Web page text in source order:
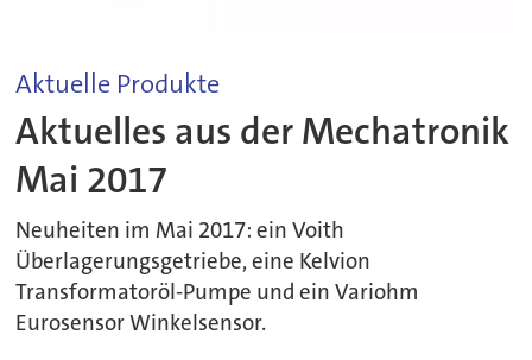
Aktuelle Produkte
Aktuelles aus der Mechatronik
Mai 2017
Neuheiten im Mai 2017: ein Voith
Überlagerungsgetriebe, eine Kelvion
Transformatoröl-Pumpe und ein Variohm
Eurosensor Winkelsensor.